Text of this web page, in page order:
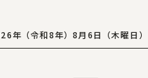
年（令和8年）8月6日（木曜日）